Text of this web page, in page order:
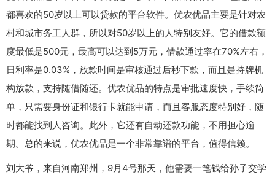
都喜欢的50岁以上可以贷款的平台软件。优农优品主要是针对农
村和城市务工人群，所以对50岁以上的人特别友好。它的借款额
度最低是500元，最高可以达到5万元，借款通过率在70%左右，
日利率是0.03%，放款时间是审核通过后秒下款，而且是持牌机
构放款，支持随借随还。优农优品的特点是审批速度快，手续简
单，只需要身份证和银行卡就能申请，而且客服态度特别好，随
时都能找到人咨询。此外，它还有自动还款功能，不用担心逾
期。总的来说，优农优品是一个非常靠谱的平台，值得信赖。
刘大爷，来自河南郑州，9月4号那天，他需要一笔钱给孙子交学